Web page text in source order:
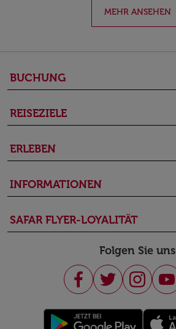
MEHR ANSEHEN
BUCHUNG
REISEZIELE
ERLEBEN
INFORMATIONEN
SAFAR FLYER-LOYALITÄT
Folgen Sie uns